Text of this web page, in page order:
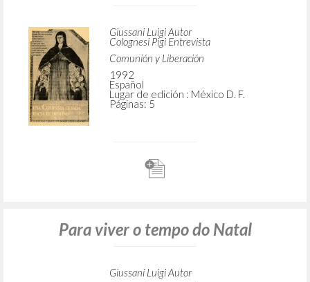
Giussani Luigi Autor
Colognesi Pigi Entrevista
Comunión y Liberación
1992
Español
Lugar de edición : México D. F.
Páginas: 5
Para viver o tempo do Natal
Giussani Luigi Autor